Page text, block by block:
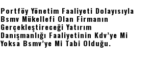
Portföy Yönetim Faaliyeti Dolayısıyla
Bsmv Mükellefi Olan Firmanın
Gerçekleştireceği Yatırım
Danışmanlığı Faaliyetinin Kdv’ye Mi
Yoksa Bsmv’ye Mi Tabi Olduğu.